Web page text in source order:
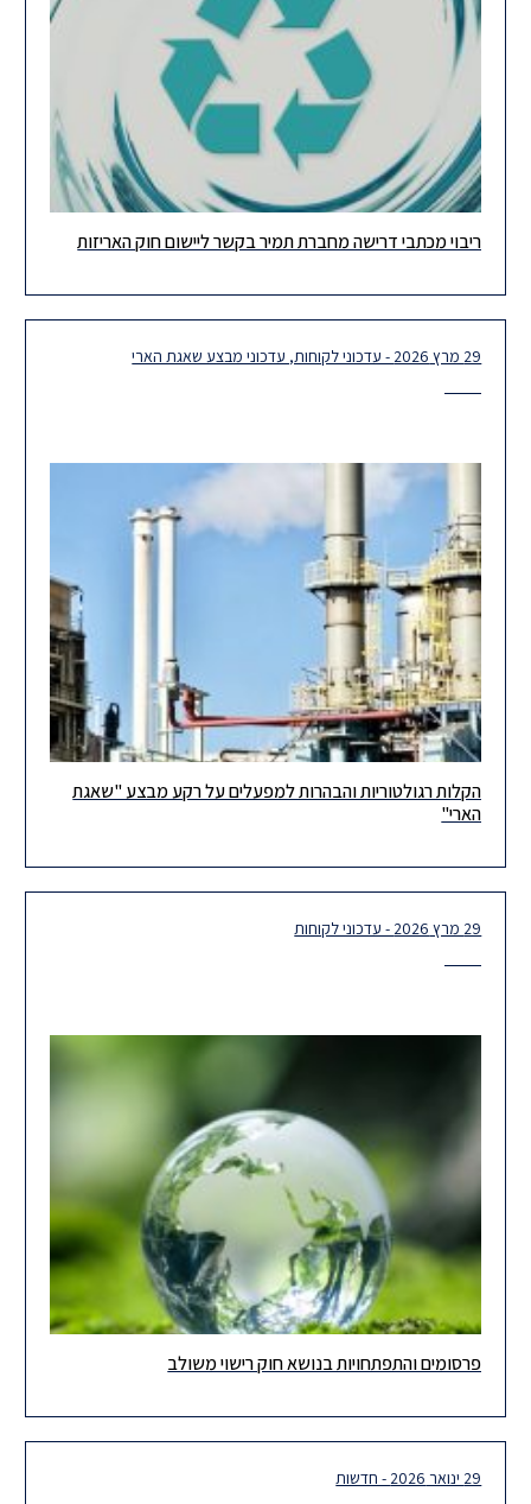
בחודשים האחרונים אנו עדים למבול של מכתבי דרישה מת.מ.י.ר תאגיד
ריבוי מכתבי דרישה מחברת תמיר בקשר ליישום חוק האריזות
29 מרץ 2026 - עדכוני לקוחות, עדכוני מבצע שאגת הארי
על רקע מבצע "שאגת הארי" והכרזת מצב מיוחד בעורף, מצאנו לנכון
הקלות רגולטוריות והבהרות למפעלים על רקע מבצע "שאגת
הארי"
29 מרץ 2026 - עדכוני לקוחות
ברצוננו להביא לידיעתכם שתי התפתחויות חשובות מהעת האחרונה
פרסומים והתפתחויות בנושא חוק רישוי משולב
29 ינואר 2026 - חדשות